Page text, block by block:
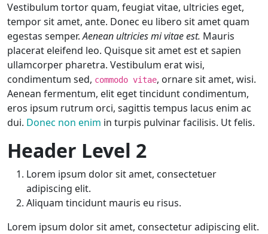
Vestibulum tortor quam, feugiat vitae, ultricies eget,
tempor sit amet, ante. Donec eu libero sit amet quam
egestas semper.Aenean ultricies mi vitae est. Mauris
placerat eleifend leo. Quisque sit amet est et sapien
ullamcorper pharetra. Vestibulum erat wisi,
condimentum sed, commodo vitae, ornare sit amet, wisi.
Aenean fermentum, elit eget tincidunt condimentum,
eros ipsum rutrum orci, sagittis tempus lacus enim ac
dui. Donec non enim in turpis pulvinar facilisis. Ut felis.
Header Level 2
Lorem ipsum dolor sit amet, consectetuer
adipiscing elit.
Aliquam tincidunt mauris eu risus.
Lorem ipsum dolor sit amet, consectetur adipiscing elit.